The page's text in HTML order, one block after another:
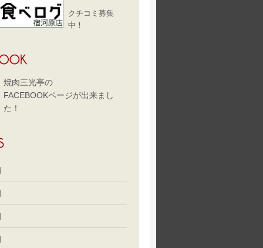
クチコミ募集
中！
焼肉三光亭の
FACEBOOKページが出来まし
た！